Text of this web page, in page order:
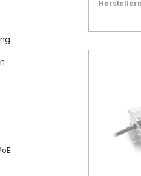
In den